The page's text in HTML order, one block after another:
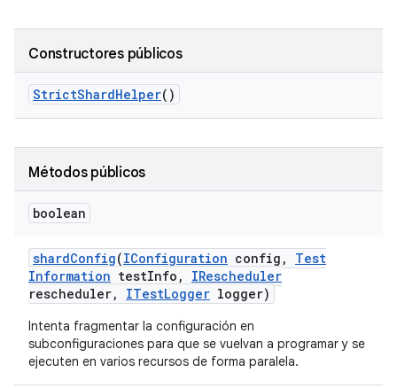
Constructores públicos
StrictShardHelper()
Métodos públicos
boolean
shardConfig(IConfiguration config ,
Test
Information testInfo ,
IRescheduler
rescheduler, ITestLogger logger)
Intenta fragmentar la configuración en
subconfiguraciones para que se vuelvan a programar y se
ejecuten en varios recursos de forma paralela.